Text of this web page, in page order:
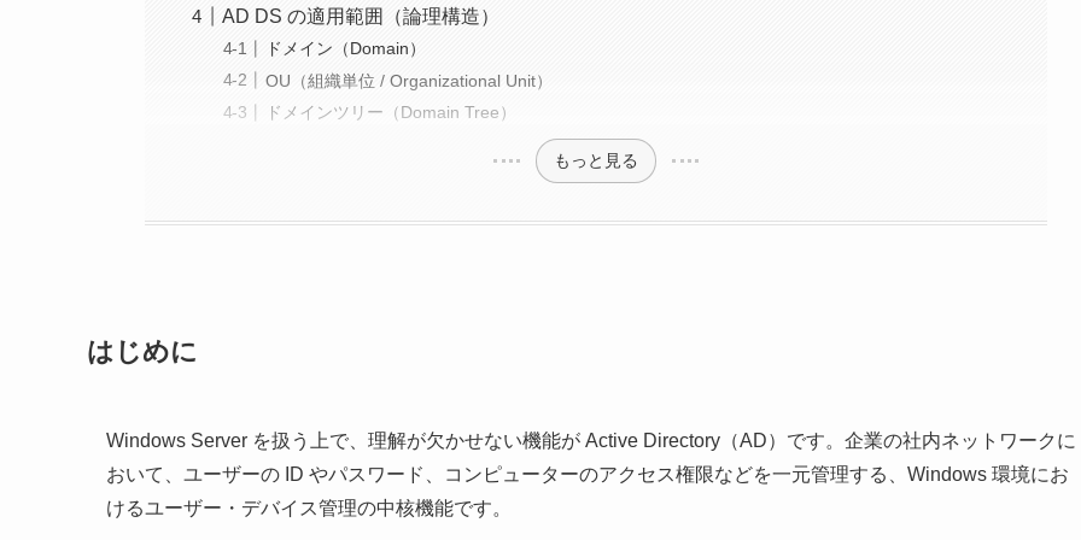
AD DS の適用範囲（論理構造）
ドメイン（Domain）
OU（組織単位 / Organizational Unit）
ドメインツリー（Domain Tree）
もっと見る
はじめに
Windows Server を扱う上で、理解が欠かせない機能が Active Directory（AD）です。企業の社内ネットワークに
おいて、ユーザーの ID やパスワード、コンピューターのアクセス権限などを一元管理する、Windows 環境にお
けるユーザー・デバイス管理の中核機能です。